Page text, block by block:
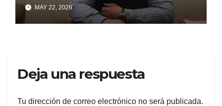
puntalarenses
MAY 22, 2026
Deja una respuesta
Tu dirección de correo electrónico no será publicada.